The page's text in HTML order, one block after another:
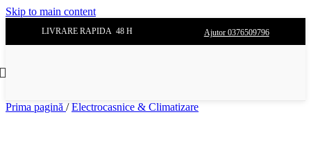
Skip to main content
LIVRARE RAPIDA 48 H Ajutor 0376509796
Prima pagină / Electrocasnice & Climatizare